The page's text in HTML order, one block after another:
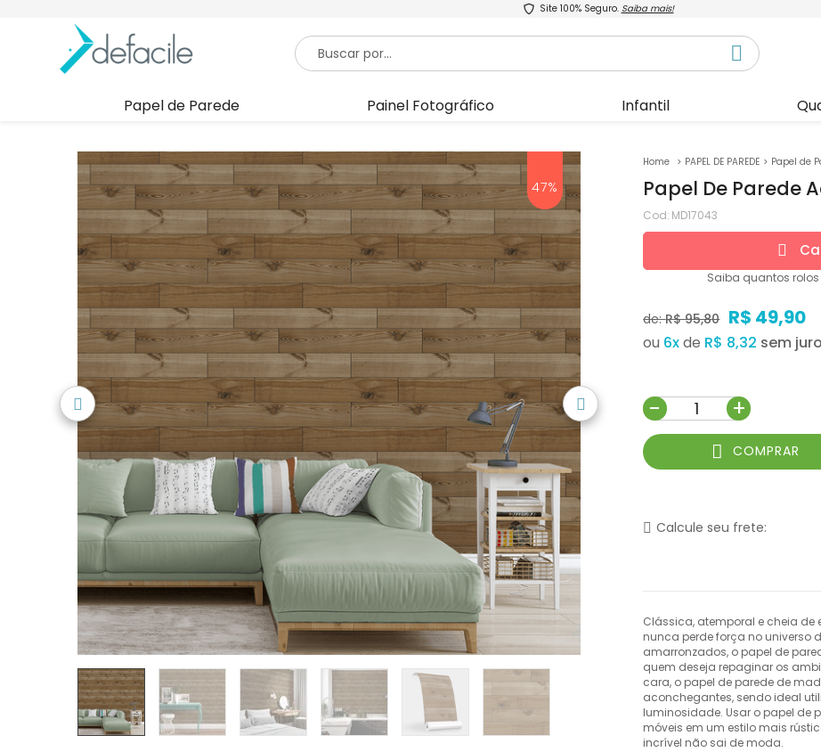
Site 100% Seguro. Saiba mais!
Papel de Parede Painel Fotográfico Infantil
47%
PAPEL DE PAREDE Papel de
Papel De Parede
Cod: MD17043
Saiba quantos rolos
de:R$ 95,80 R$ 49,90
ou 6xde R$ 8,32
- +
COMPRAR
Calcule seu frete:
Clássica, atemporal e cheia
nunca perde força no universo
amarronzados, o papel de
quem deseja repaginar os
cara, o papel de parede de
aconchegantes, sendo ideal
luminosidade. Usar o papel
móveis em um estilo mais
incrível não sai de moda.